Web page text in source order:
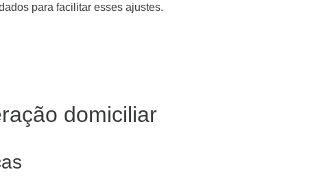
para facilitar esses ajustes.
domiciliar